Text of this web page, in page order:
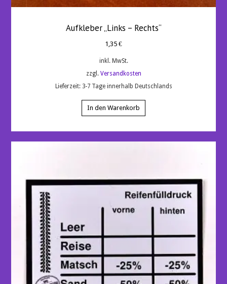
Aufkleber „Links – Rechts“
1,35 €
inkl. MwSt.
zzgl. Versandkosten
Lieferzeit: 3-7 Tage innerhalb Deutschlands
In den Warenkorb